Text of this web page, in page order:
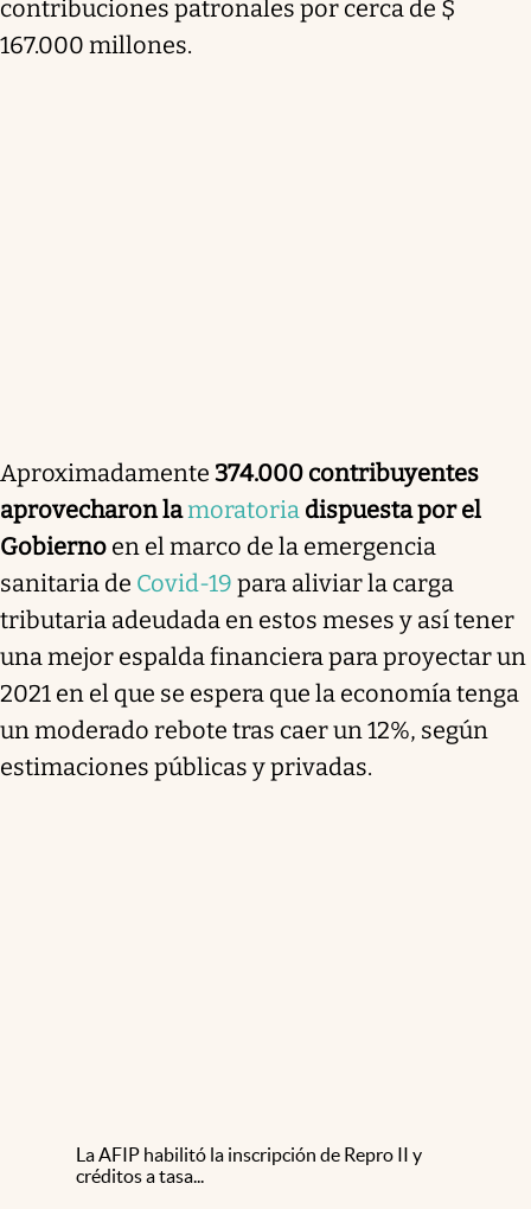
contribuciones patronales por cerca de $
167.000 millones.
Aproximadamente 374.000 contribuyentes
aprovecharon lamoratoria dispuesta por el
Gobierno en el marco de la emergencia
sanitaria de Covid-19 para aliviar la carga
tributaria adeudada en estos meses y así tener
una mejor espalda financiera para proyectar un
2021 en el que se espera que la economía tenga
un moderado rebote tras caer un 12%, según
estimaciones públicas y privadas.
La AFIP habilitó la inscripción de Repro II y
créditos a tasa...